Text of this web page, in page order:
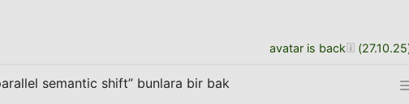
avatar is back (27.10.25
semantic shift” bunlara bir bak